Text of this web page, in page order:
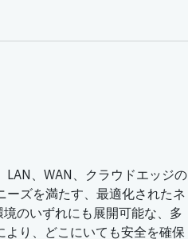
、WAN、クラウドエッジの
ーズを満たす、最適化されたネ
のいずれにも展開可能な、多
り、どこにいても安全を確保